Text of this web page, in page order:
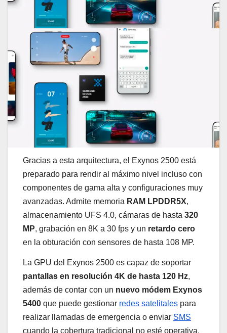
Gracias a esta arquitectura, el Exynos 2500 está
preparado para rendir al máximo nivel incluso con
componentes de gama alta y configuraciones muy
avanzadas. Admite memoria RAM LPDDR5X,
almacenamiento UFS 4.0, cámaras de hasta 320
MP, grabación en 8K a 30 fps y un retardo cero
en la obturación con sensores de hasta 108 MP.
La GPU del Exynos 2500 es capaz de soportar
pantallas en resolución 4K de hasta 120 Hz,
además de contar con un nuevo módem Exynos
5400 que puede gestionar redes satelitales para
realizar llamadas de emergencia o enviar SMS
cuando la cobertura tradicional no esté operativa.